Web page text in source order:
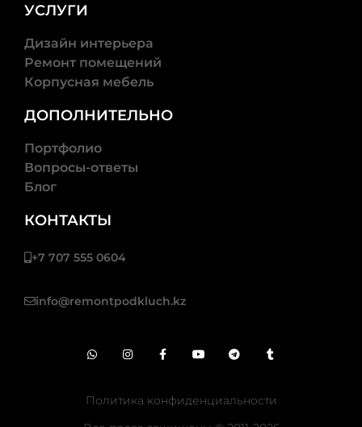
ЗАКАЗАТЬ!
УСЛУГИ
Дизайн интерьера
Ремонт помещений
Корпусная мебель
ДОПОЛНИТЕЛЬНО
Портфолио
Вопросы-ответы
Блог
КОНТАКТЫ
+7 707 555 0604
info@remontpodkluch.kz
Политика конфиденциальности